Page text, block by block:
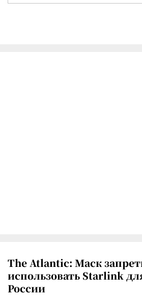
The Atlantic: Маск
использовать Starlink
России